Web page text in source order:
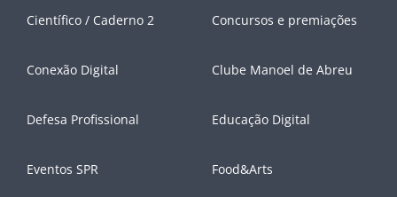
Científico / Caderno 2 Concursos e premiações
Conexão Digital Clube Manoel de Abreu
Defesa Profissional Educação Digital
Eventos SPR Food&Arts